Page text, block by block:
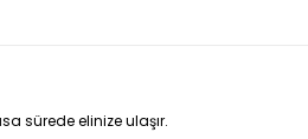
sürede elinize ulaşır.